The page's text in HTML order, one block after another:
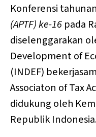
Konferensi
(APTF) ke-16 pada
diselenggarakan
Development of
(INDEF)
Associaton of Tax
didukung oleh
Republik